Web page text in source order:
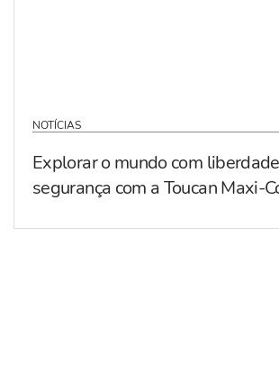
NOTÍCIAS
Explorar o mundo com
segurança com a Toucan Maxi-